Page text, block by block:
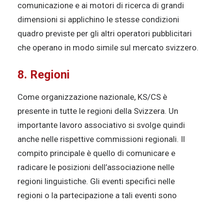
comunicazione e ai motori di ricerca di grandi
dimensioni si applichino le stesse condizioni
quadro previste per gli altri operatori pubblicitari
che operano in modo simile sul mercato svizzero.
8. Regioni
Come organizzazione nazionale, KS/CS è
presente in tutte le regioni della Svizzera. Un
importante lavoro associativo si svolge quindi
anche nelle rispettive commissioni regionali. Il
compito principale è quello di comunicare e
radicare le posizioni dell’associazione nelle
regioni linguistiche. Gli eventi specifici nelle
regioni o la partecipazione a tali eventi sono